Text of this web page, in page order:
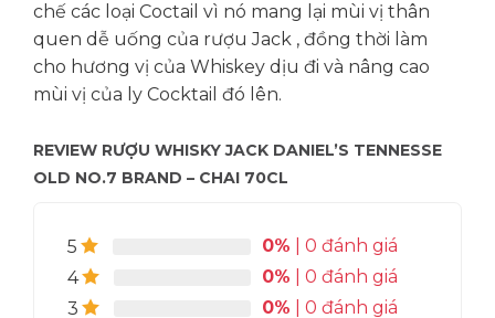
chế các loại Coctail vì nó mang lại mùi vị thân
quen dễ uống của rượu Jack , đồng thời làm
cho hương vị của Whiskey dịu đi và nâng cao
mùi vị của ly Cocktail đó lên.
REVIEW RƯỢU WHISKY JACK DANIEL’S TENNESSE
OLD NO.7 BRAND – CHAI 70CL
5 0% | 0 đánh giá
4
0% | 0 đánh giá
3
0% | 0 đánh giá